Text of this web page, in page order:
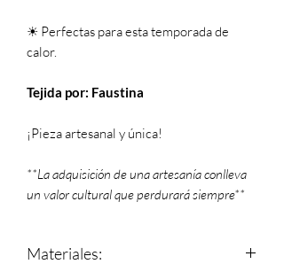
☀ Perfectas para esta temporada de
calor.
Tejida por: Faustina
¡Pieza artesanal y única!
**La adquisición de una artesanía conlleva
un valor cultural que perdurará siempre**
Materiales: